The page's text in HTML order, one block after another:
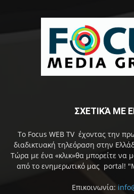
ΣΧΕΤΙΚΆ ΜΕ
Το Focus WEB TV έχοντας την
διαδικτυακή τηλεόραση στην
Τώρα με ένα «κλικ»θα μπορείτε να
από το ενημερωτικό μας portal!
Επικοινωνία: